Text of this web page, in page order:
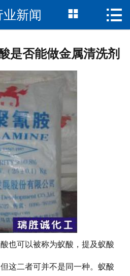
 首页
新闻资讯
荣誉资质
联系我们
业新闻  
是否能做金属清洗剂
也可以被称为蚁酸，提及蚁酸
这二者可并不是同一种。蚁酸